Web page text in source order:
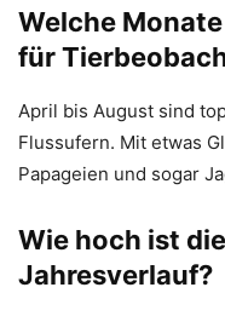
Welche
für
April bis August sind
Flussufern. Mit etwas
Papageien und sogar
Wie hoch ist
Jahresverlauf?